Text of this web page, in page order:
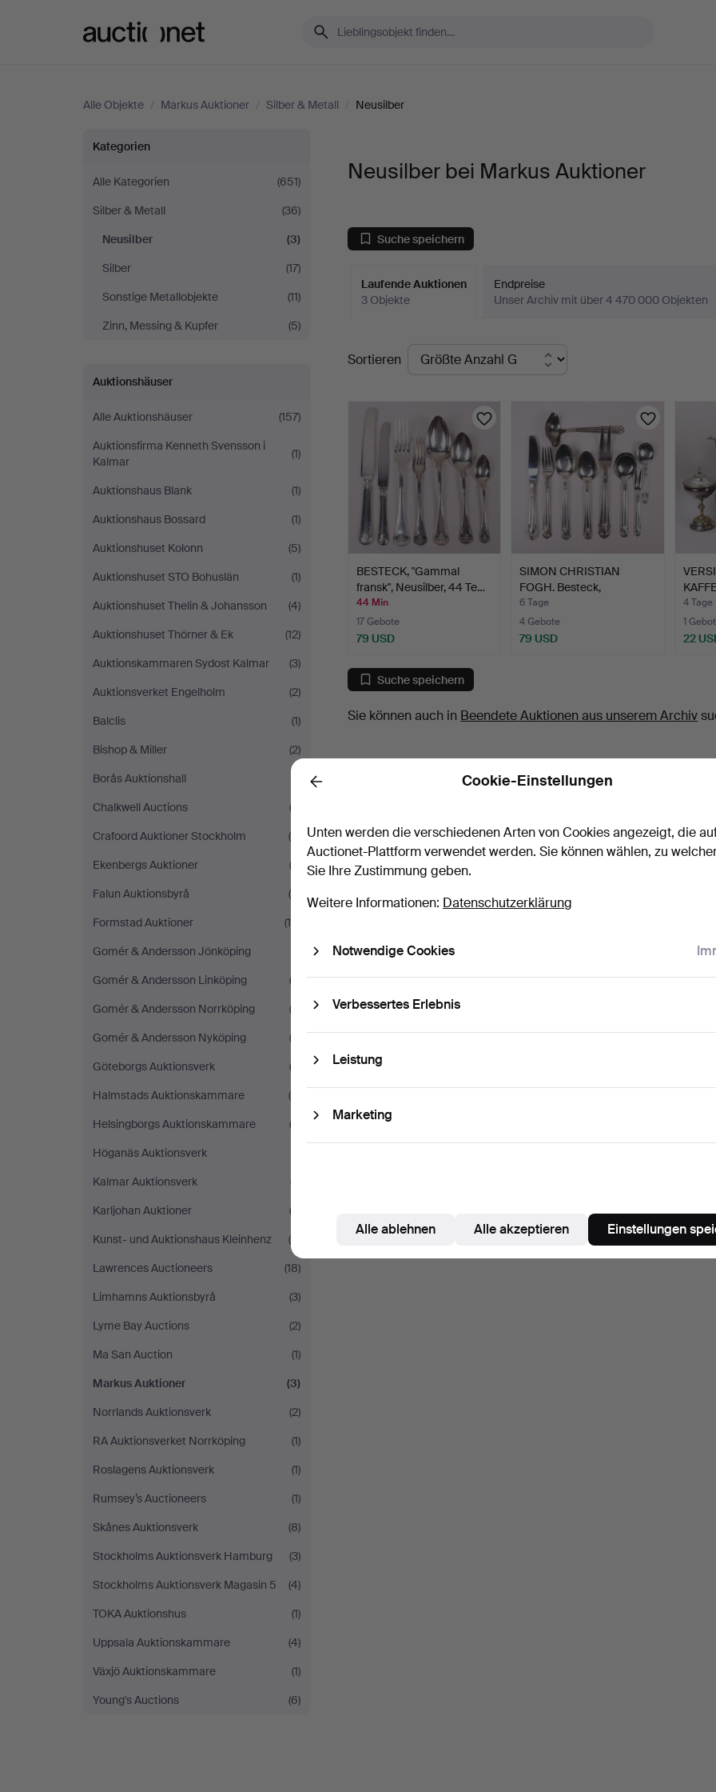
Alle Objekte / Markus Auktioner / Silber & Metall / Neusilber
Neusilber
bei
Markus
Auktioner
Kategorien
Alle Kategorien
(651)
Silber & Metall
(36)
Neusilber
(3)
Silber
(17)
Sonstige Metallobjekte
(11)
Zinn, Messing & Kupfer
(5)
Auktionshäuser
Alle Auktionshäuser
(157)
Auktionsfirma Kenneth Svensson i
Kalmar
(1)
Auktionshaus Blank
(1)
Auktionshaus Bossard
(1)
Auktionshuset Kolonn
(5)
Auktionshuset STO Bohuslän
(1)
Auktionshuset Thelin & Johansson
(4)
Auktionshuset Thörner & Ek
(12)
Auktionskammaren Sydost Kalmar
(3)
Auktionsverket Engelholm
(2)
Balclis
(1)
Bishop & Miller
(2)
Borås Auktionshall
Chalkwell Auctions
(3)
Crafoord Auktioner Stockholm
(4)
Ekenbergs Auktioner
(2)
Falun Auktionsbyrå
(5)
Formstad Auktioner
(15)
Gomér & Andersson Jönköping
Gomér & Andersson Linköping
(2)
Gomér & Andersson Norrköping
(2)
Gomér & Andersson Nyköping
(3)
Göteborgs Auktionsverk
(3)
Halmstads Auktionskammare
(6)
Helsingborgs Auktionskammare
(3)
Höganäs Auktionsverk
Kalmar Auktionsverk
(7)
Karljohan Auktioner
(2)
Kunst- und Auktionshaus Kleinhenz
(5)
Lawrences Auctioneers
(18)
Limhamns Auktionsbyrå
(3)
Lyme Bay Auctions
(2)
Ma San Auction
(1)
Markus Auktioner
(3)
Norrlands Auktionsverk
(2)
RA Auktionsverket Norrköping
(1)
Roslagens Auktionsverk
(1)
Rumsey’s Auctioneers
(1)
Skånes Auktionsverk
(8)
Stockholms Auktionsverk Hamburg
(3)
Stockholms Auktionsverk Magasin 5
(4)
TOKA Auktionshus
(1)
Uppsala Auktionskammare
(4)
Växjö Auktionskammare
(1)
Young's Auctions
(6)
Neusilber bei Markus Auktioner
Suche speichern
Laufende Auktionen
3 Objekte
Endpreise
Unser Archiv mit über 4 470 000 Objekten
Laufende
Auktionen
Sortieren
BESTECK, "Gammal
fransk", Neusilber, 44 Te…
44 Min
17 Gebote
79 USD
SIMON CHRISTIAN
FOGH. Besteck,
"Excellence…
6 Tage
4 Gebote
79 USD
4 Tage
1 Gebot
22
Suche speichern
Sie können auch in Beendete Auktionen aus unserem Archiv
Back Cookie-Einstellungen
Unten werden die verschiedenen Arten von Cookies angezeigt, die
Auctionet-Plattform verwendet werden. Sie können wählen, zu
Sie Ihre Zustimmung geben.
Weitere Informationen: Datenschutzerklärung
Notwendige Cookies
Verbessertes Erlebnis
Leistung
Marketing
Alle ablehnen Alle akzeptieren Einstellungen